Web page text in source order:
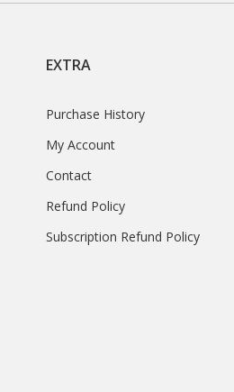
EXTRA
Purchase History
My Account
Contact
Refund Policy
Subscription Refund Policy